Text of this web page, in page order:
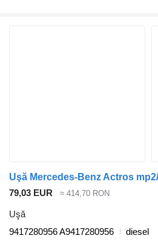
79,03 EUR ≈ 414,70 RON
Uşă
9417280956 A9417280956
diesel